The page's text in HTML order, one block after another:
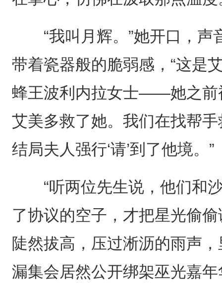
“我叫月辉。”她开口，声
带着瓷器般的脆弱感，“这是
蜂王波利内拉女士——她之前
艾美多救了她。我们在找帮
结局夫人强行‘请’到了他境。”
“听两位先生说，他们和沙
了协议的空子，才把星光偷
陡然拔高，压过淅沥的雨声
漏集会居然公开绑架巫光嘉年